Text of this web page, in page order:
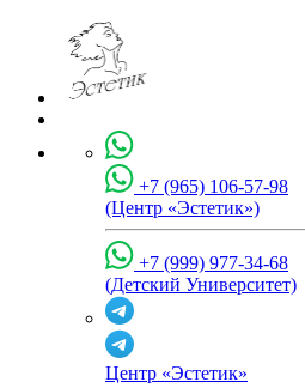
+7 (965) 106-57-98
(Центр «Эстетик»)
+7 (999) 977-34-68
(Детский Университет)
Центр «Эстетик»